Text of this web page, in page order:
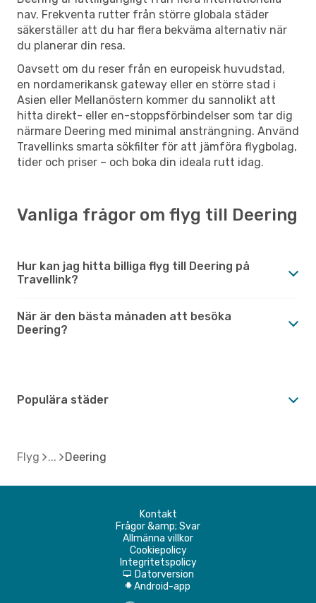
nav. Frekventa rutter från större globala städer
säkerställer att du har flera bekväma alternativ när
du planerar din resa.
Oavsett om du reser från en europeisk huvudstad,
en nordamerikansk gateway eller en större stad i
Asien eller Mellanöstern kommer du sannolikt att
hitta direkt- eller en-stoppsförbindelser som tar dig
närmare Deering med minimal ansträngning. Använd
Travellinks smarta sökfilter för att jämföra flygbolag,
tider och priser – och boka din ideala rutt idag.
Vanliga frågor om flyg till Deering
Hur kan jag hitta billiga flyg till Deering på
Travellink?
När är den bästa månaden att besöka
Deering?
Populära städer
Flyg Deering
Kontakt
Frågor &amp; Svar
Allmänna villkor
Cookiepolicy
Integritetspolicy
d Datorversion
A Android-app